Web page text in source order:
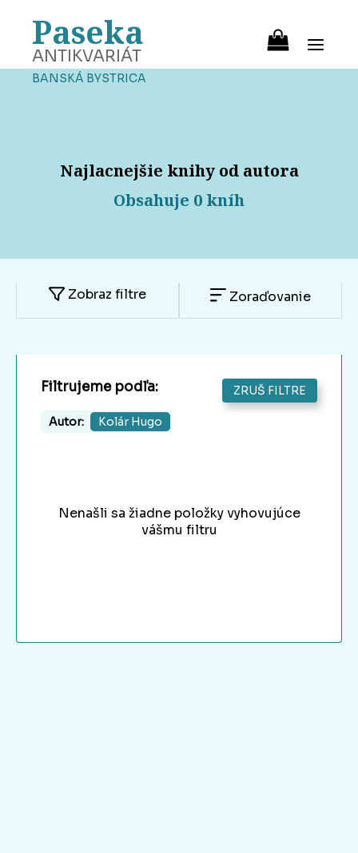
Paseka
ANTIKVARIÁT
BANSKÁ BYSTRICA
Najlacnejšie knihy od autora
Obsahuje 0 kníh
Zobraz filtre Zoraďovanie
Filtrujeme podľa: ZRUŠ FILTRE
Autor: Kolár Hugo
Nenašli sa žiadne položky vyhovujúce
vášmu filtru